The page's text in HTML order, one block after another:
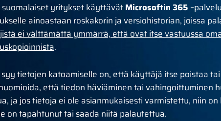
yritykset käyttävätMicrosoftin 365
ainoastaan roskakorin ja versiohistorian, joissa
ei välttämättä ymmärrä, että ovat itse vastuussa
.
syy tietojen katoamiselle on, että käyttäjä itse poistaa
että tiedon häviäminen tai vahingoittuminen
ja jos tietoja ei ole asianmukaisesti varmistettu, niin
on tapahtunut tai saada niitä palautettua.